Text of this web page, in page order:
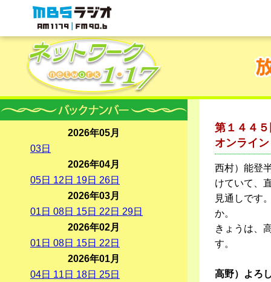
MBSラジオ 1179|FM90.6
第１４４
オンライ
西村）能登
けていて、
見通しです
か。
きょうは、
す。
高野）よろ
2026年05月
03日
2026年04月
05日 12 日 19日 26日
2026年03月
01 日 08日 15日 22 日 29日
2026年02月
01 日 08日 15日 22 日
2026年01月
04日 11 日 18日 25日